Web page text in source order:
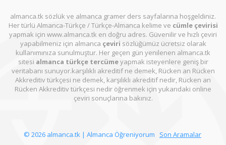
almanca.tk sözlük ve almanca gramer ders sayfalarına hoşgeldiniz.
Her türlü Almanca-Türkçe / Türkçe-Almanca kelime ve cümle çevirisi
yapmak için www.almanca.tk en doğru adres. Güvenilir ve hızlı çeviri
yapabilmeniz için almanca çeviri sözlüğümüz ücretsiz olarak
kullanımınıza sunulmuştur. Her geçen gün yenilenen almanca.tk
sitesi almanca türkçe tercümeyapmak isteyenlere geniş bir
veritabanı sunuyor.karşılıklı akreditif ne demek, Rücken an Rücken
Akkreditiv türkçesi ne demek, karşılıklı akreditif nedir, Rücken an
Rücken Akkreditiv türkçesi nedir öğrenmek için yukarıdaki online
çeviri sonuçlarına bakınız.
© 2026 almanca.tk | Almanca Öğreniyorum
Son Aramalar